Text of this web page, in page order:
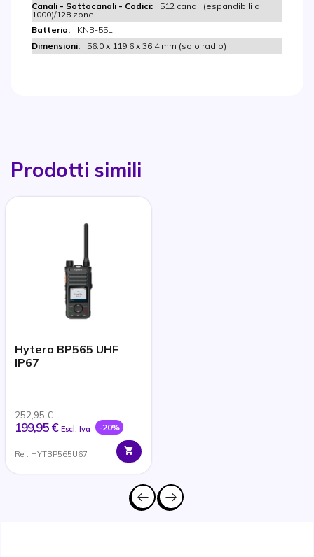
512 canali (espandibili a
1000)/128 zone
KNB-55L
56.0 x 119.6 x 36.4 mm (solo radio)
Prodotti simili
Hytera BP565 UHF
IP67
252,95 €
199,95 € Escl. Iva -20%
Ref: HYTBP565U67